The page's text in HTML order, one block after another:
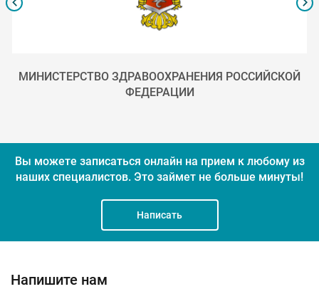
МИНИСТЕРСТВО ЗДРАВООХРАНЕНИЯ РОССИЙСКОЙ
ФЕДЕРАЦИИ
Вы можете записаться онлайн на прием к любому из
наших специалистов. Это займет не больше минуты!
Написать
Напишите нам